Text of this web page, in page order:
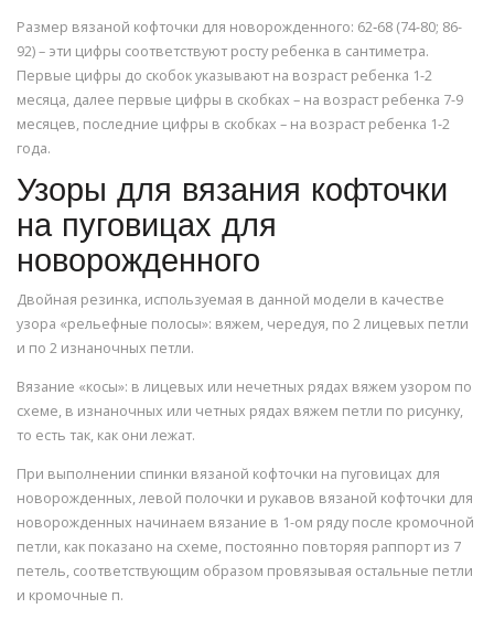
Размер вязаной кофточки для новорожденного: 62‑68 (74-80; 86-
92) – эти цифры соответствуют росту ребенка в сантиметра.
Первые цифры до скобок указывают на возраст ребенка 1-2
месяца, далее первые цифры в скобках – на возраст ребенка 7-9
месяцев, последние цифры в скобках – на возраст ребенка 1-2
года.
Узоры для вязания кофточки
на пуговицах для
новорожденного
Двойная резинка, используемая в данной модели в качестве
узора «рельефные полосы»: вяжем, чередуя, по 2 лицевых петли
и по 2 изнаночных петли.
Вязание «косы»: в лицевых или нечетных рядах вяжем узором по
схеме, в изнаночных или четных рядах вяжем петли по рисунку,
то есть так, как они лежат.
При выполнении спинки вязаной кофточки на пуговицах для
новорожденных, левой полочки и рукавов вязаной кофточки для
новорожденных начинаем вязание в 1-ом ряду после кромочной
петли, как показано на схеме, постоянно повторяя раппорт из 7
петель, соответствующим образом провязывая остальные петли
и кромочные п.